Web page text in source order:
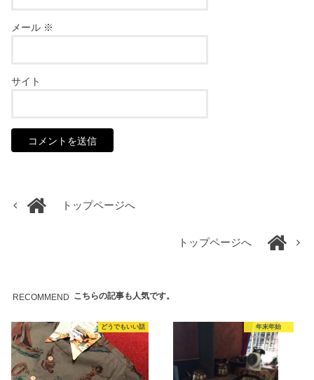
メール ※
サイト
トップページへ
トップページへ
RECOMMEND こちらの記事も人気です。
どうでもいい話 年末年始